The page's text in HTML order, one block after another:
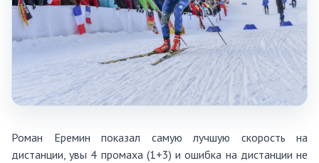
Роман Еремин показал самую лучшую скорость на
дистанции, увы 4 промаха (1+3) и ошибка на дистанции не